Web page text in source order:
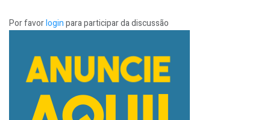
Por favorloginpara participar da discussão